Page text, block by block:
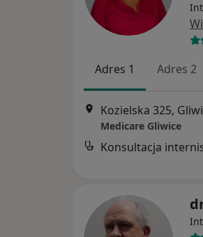
Adres 1 Adres 2
Kozielska 325,
Medicare Gliwice
Konsultacja